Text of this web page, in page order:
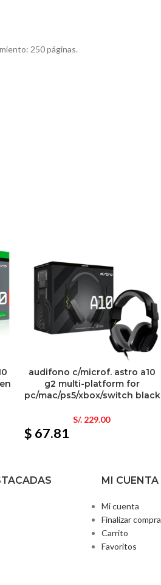
250 páginas.
audifono c/microf. astro a10
g2 multi-platform for
pc/mac/ps5/xbox/switch black
S/.229.00
$ 67.81
MI CUENTA
Mi cuenta
Finalizar compra
Carrito
Favoritos